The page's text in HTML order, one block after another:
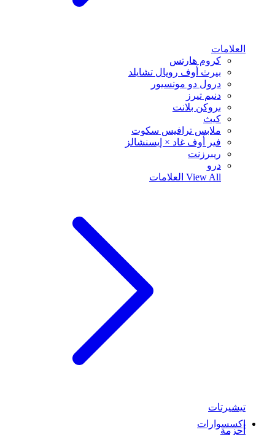
العلامات
كروم هارتس
بيرث أوف رويال تشايلد
درول دو مونسيور
دنيم تيرز
بروكن بلانت
كيث
ملابس ترافيس سكوت
فير أوف غاد × إيسنشالز
ريبرزنت
درو
View All العلامات
تيشيرتات
إكسسوارات
أحزمة